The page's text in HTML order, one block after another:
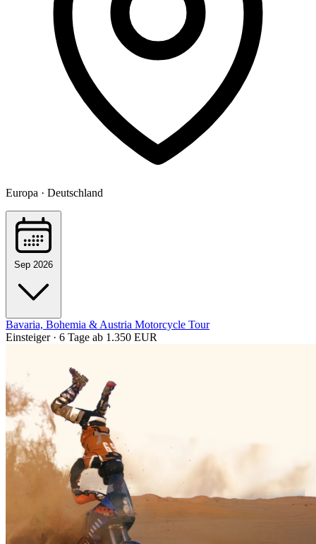
Europa · Deutschland
Sep 2026
Bavaria, Bohemia & Austria Motorcycle Tour
Einsteiger · 6 Tage ab 1.350 EUR